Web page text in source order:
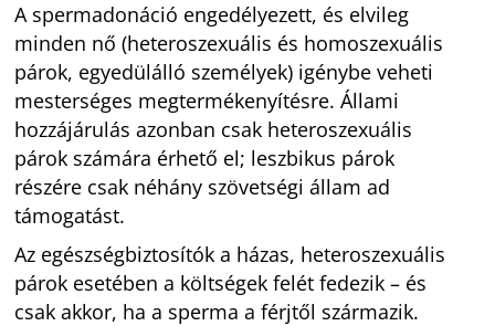
A spermadonáció engedélyezett, és elvileg
minden nő (heteroszexuális és homoszexuális
párok, egyedülálló személyek) igénybe veheti
mesterséges megtermékenyítésre. Állami
hozzájárulás azonban csak heteroszexuális
párok számára érhető el; leszbikus párok
részére csak néhány szövetségi állam ad
támogatást.
Az egészségbiztosítók a házas, heteroszexuális
párok esetében a költségek felét fedezik – és
csak akkor, ha a sperma a férjtől származik.